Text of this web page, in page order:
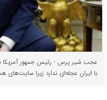
عجب شیر پرس - رئیس جمهور آمریکا
با ایران عجله‌ای ندارد زیرا سایت‌های